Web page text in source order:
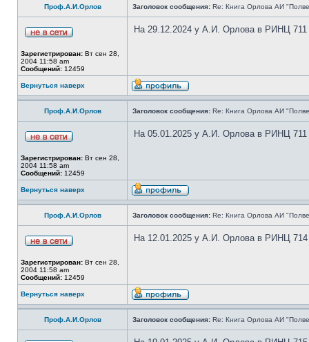
Проф.А.И.Орлов Заголовок сообщения: Re: Книга Орлова АИ
Зарегистрирован: Вт сен 28,
2004 11:58 am
Сообщений: 12459
На 29.12.2024 у А.И. Орлова в РИНЦ 711
Вернуться наверх
Проф.А.И.Орлов Заголовок сообщения: Re: Книга Орлова АИ
Зарегистрирован: Вт сен 28,
2004 11:58 am
Сообщений: 12459
На 05.01.2025 у А.И. Орлова в РИНЦ 711
Вернуться наверх
Проф.А.И.Орлов Заголовок сообщения: Re: Книга Орлова АИ
Зарегистрирован: Вт сен 28,
2004 11:58 am
Сообщений: 12459
На 12.01.2025 у А.И. Орлова в РИНЦ 714
Вернуться наверх
Проф.А.И.Орлов Заголовок сообщения: Re: Книга Орлова АИ